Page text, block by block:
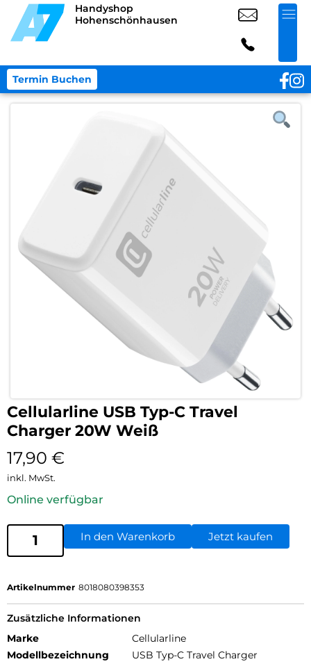
Handyshop
Hohenschönhausen
Termin Buchen
Cellularline USB Typ-C Travel
Charger 20W Weiß
17,90 €
inkl. MwSt.
Online verfügbar
In den Warenkorb Jetzt kaufen
Artikelnummer 8018080398353
Zusätzliche Informationen
Marke
Cellularline
Modellbezeichnung
USB Typ-C Travel Charger